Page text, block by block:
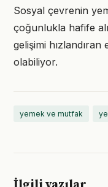
Sosyal çevrenin
çoğunlukla hafife
gelişimi
olabiliyor.
yemek ve mutfak